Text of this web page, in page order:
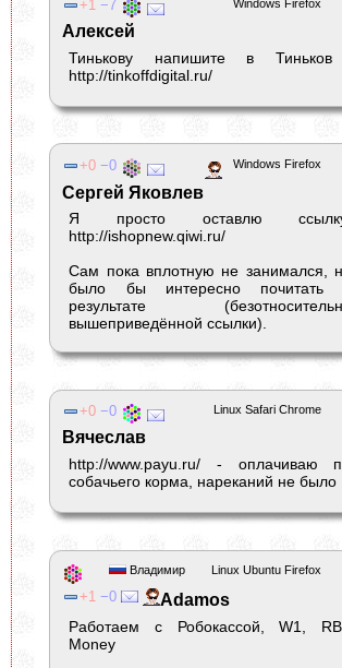
Windows Firefox
1 7
Алексей
Тинькову напишите в Тиньков
http://tinkoffdigital.ru/
Windows Firefox
0 0
Сергей Яковлев
Я просто оставлю
http://ishopnew.qiwi.ru/
Сам пока вплотную не занимался,
было бы интересно почитать
результате
вышеприведённой ссылки).
Linux Safari Chrome
0 0
Вячеслав
http://www.payu.ru/ - оплачиваю
собачьего корма, нареканий не было
Linux Ubuntu Firefox
Владимир
1 0 Adamos
Работаем с Робокассой, W1,
Money